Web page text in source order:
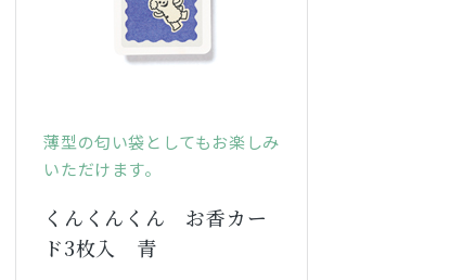
薄型の匂い袋としてもお楽しみ
いただけます。
くんくんくん お香カー
ド3枚入 青